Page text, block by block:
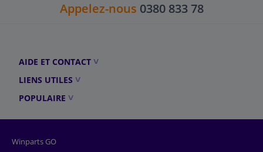
Appelez-nous 0380 833 78
AIDE ET CONTACT
LIENS UTILES
POPULAIRE
Winparts GO